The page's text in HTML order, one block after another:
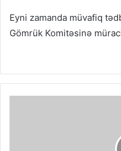
Eyni zamanda müvafiq
Gömrük Komitəsinə